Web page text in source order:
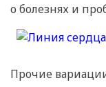
о болезнях и
Прочие